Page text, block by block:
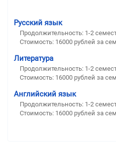
Русский язык
Продолжительность: 1-2
Стоимость: 16000 рублей за
Литература
Продолжительность: 1-2
Стоимость: 16000 рублей за
Английский язык
Продолжительность: 1-2
Стоимость: 16000 рублей за